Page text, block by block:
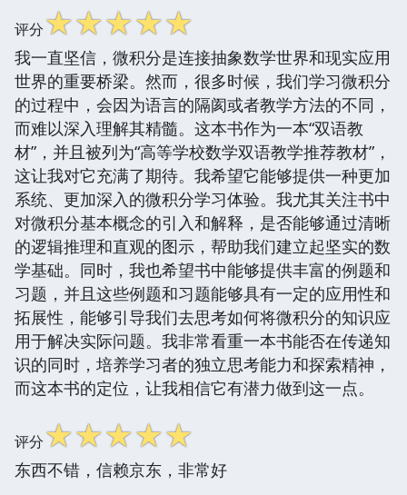
评分☆☆☆☆☆
我一直坚信，微积分是连接抽象数学世界和现实应用
世界的重要桥梁。然而，很多时候，我们学习微积分
的过程中，会因为语言的隔阂或者教学方法的不同，
而难以深入理解其精髓。这本书作为一本“双语教
材”，并且被列为“高等学校数学双语教学推荐教材”，
这让我对它充满了期待。我希望它能够提供一种更加
系统、更加深入的微积分学习体验。我尤其关注书中
对微积分基本概念的引入和解释，是否能够通过清晰
的逻辑推理和直观的图示，帮助我们建立起坚实的数
学基础。同时，我也希望书中能够提供丰富的例题和
习题，并且这些例题和习题能够具有一定的应用性和
拓展性，能够引导我们去思考如何将微积分的知识应
用于解决实际问题。我非常看重一本书能否在传递知
识的同时，培养学习者的独立思考能力和探索精神，
而这本书的定位，让我相信它有潜力做到这一点。
评分☆☆☆☆☆
东西不错，信赖京东，非常好